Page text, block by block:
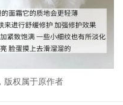
版权属于原作者